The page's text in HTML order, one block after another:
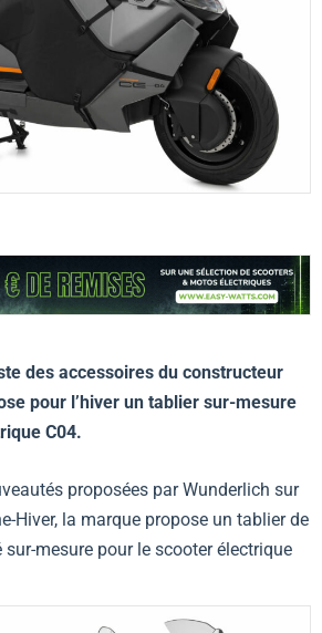
des accessoires du constructeur
pour l’hiver un tablier sur-mesure
C04.
proposées par Wunderlich sur
Hiver, la marque propose un tablier de
sur-mesure pour le scooter électrique